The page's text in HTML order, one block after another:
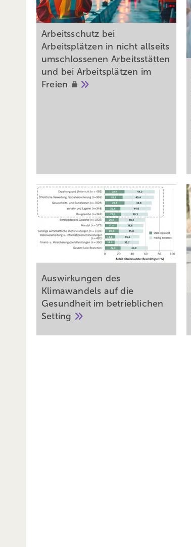
Arbeitsschutz bei
Arbeitsplätzen in nicht allseits
umschlossenen Arbeitsstätten
und bei Arbeitsplätzen im
Freien
Auswirkungen des
Klimawandels auf die
Gesundheit im betrieblichen
Setting